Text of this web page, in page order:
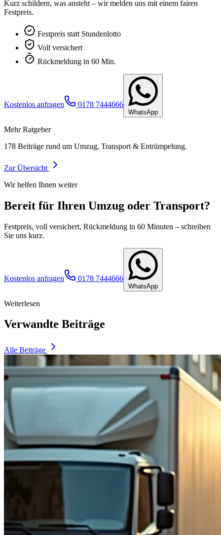
Kurz schildern, was ansteht – wir melden uns mit einem fairen
Festpreis.
Festpreis statt Stundenlotto
Voll versichert
Rückmeldung in 60 Min.
Kostenlos anfragen 0178 7444666
WhatsApp
Mehr Ratgeber
178 Beiträge rund um Umzug, Transport & Entrümpelung.
Zur Übersicht
Wir helfen Ihnen weiter
Bereit für Ihren Umzug oder Transport?
Festpreis, voll versichert, Rückmeldung in 60 Minuten – schreiben
Sie uns kurz.
Kostenlos anfragen 0178 7444666
WhatsApp
Weiterlesen
Verwandte Beiträge
Alle Beiträge